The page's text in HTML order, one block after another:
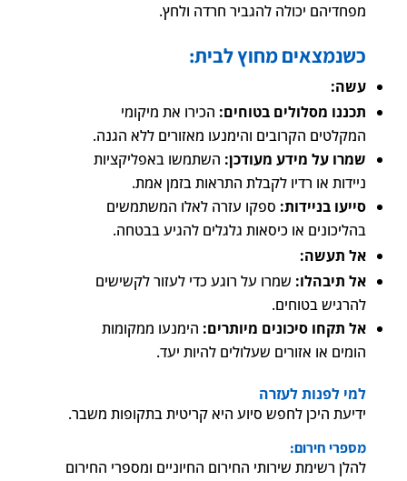
מפחדיהם יכולה להגביר חרדה ולחץ.
כשנמצאים מחוץ לבית:
עשה:
תכננו מסלולים בטוחים: הכירו את מיקומי
המקלטים הקרובים והימנעו מאזורים ללא הגנה.
שמרו על מידע מעודכן: השתמשו באפליקציות
ניידות או רדיו לקבלת התראות בזמן אמת.
סייעו בניידות: ספקו עזרה לאלו המשתמשים
בהליכונים או כיסאות גלגלים להגיע בבטחה.
אל תעשה:
אל תיבהלו: שמרו על רוגע כדי לעזור לקשישים
להרגיש בטוחים.
אל תקחו סיכונים מיותרים: הימנעו ממקומות
הומים או אזורים שעלולים להיות יעד.
למי לפנות לעזרה
ידיעת היכן לחפש סיוע היא קריטית בתקופות משבר.
מספרי חירום:
להלן רשימת שירותי החירום החיוניים ומספרי החירום